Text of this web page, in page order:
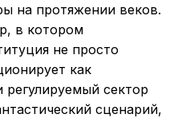
на протяжении веков.
в котором
не просто
как
сектор
сценарий,